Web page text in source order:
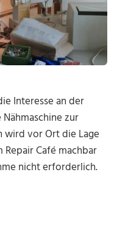
Interesse an der
zur
wird vor Ort die Lage
Café machbar
nicht erforderlich.